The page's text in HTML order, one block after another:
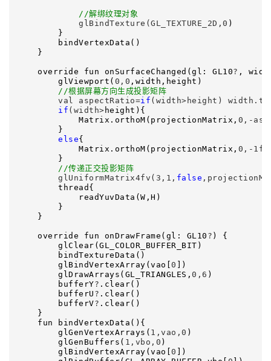
//解绑纹理对象
            glBindTexture(GL_TEXTURE_2D,0
)
        }
        bindVertexData()
    }
    override fun onSurfaceChanged(gl: GL10
? ,
        glViewport(
0,0 ,width,height)
//根据屏幕方向生成投影矩阵
        val aspectRatio=
if (width>height)
if (width> height){
            Matrix.orthoM(projectionMatrix,
0,-
        }
else{
            Matrix.orthoM(projectionMatrix,
0,-
        }
//传递正交投影矩阵
        glUniformMatrix4fv(3,1,
false
        thread{
            readYuvData(W,H)
        }
    }
    override fun onDrawFrame(gl: GL10
? ) {
        glClear(GL_COLOR_BUFFER_BIT)
        bindTextureData()
        glBindVertexArray(vao[
0
])
        glDrawArrays(GL_TRIANGLES,
0,6 )
        bufferY
? .clear()
        bufferU
? .clear()
        bufferV
? .clear()
    }
    fun bindVertexData(){
        glGenVertexArrays(
1,vao,0 )
        glGenBuffers(
1,vbo,0 )
        glBindVertexArray(vao[
0
])